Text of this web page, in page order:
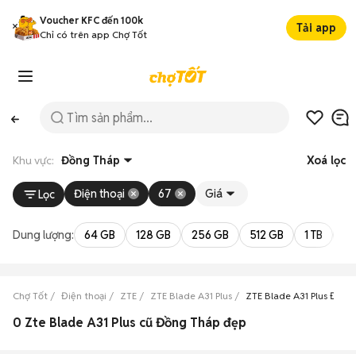
Voucher KFC đến 100k
Chỉ có trên app Chợ Tốt
Tải app
Khu vực: Đồng Tháp Xoá lọc
Lọc Điện thoại 67 Giá
Dung lượng: 64 GB 128 GB 256 GB 512 GB 1 TB
Chợ Tốt Điện thoại ZTE ZTE Blade A31 Plus ZTE Blade A31 Plus
0 Zte Blade A31 Plus cũ Đồng Tháp đẹp